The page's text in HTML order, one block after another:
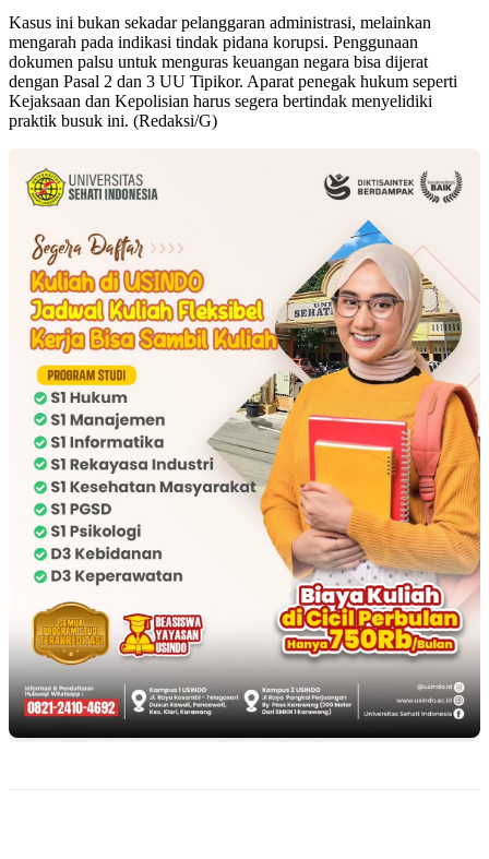
‎Kasus ini bukan sekadar pelanggaran administrasi, melainkan
mengarah pada indikasi tindak pidana korupsi. Penggunaan
dokumen palsu untuk menguras keuangan negara bisa dijerat
dengan Pasal 2 dan 3 UU Tipikor. Aparat penegak hukum seperti
Kejaksaan dan Kepolisian harus segera bertindak menyelidiki
praktik busuk ini. (Redaksi/G)